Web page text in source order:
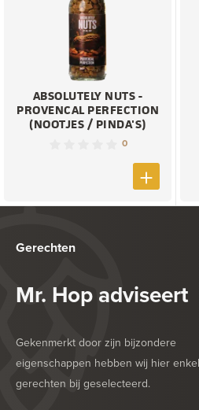
ABSOLUTELY NUTS -
PROVENCAL PERFECTION
(NOOTJES / PINDA'S)
0
Gerechten
Mr. Hop adviseert
Gekenmerkt door zijn bijzondere
eigenschappen hebben wij hier
gerechten bij geselecteerd.
HEERLIJK BIJ